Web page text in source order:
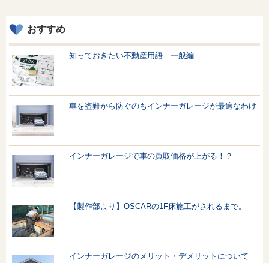
おすすめ
知っておきたい不動産用語—一般編
車を盗難から防ぐのもインナーガレージが最適なわけ
インナーガレージで車の買取価格が上がる！？
【製作部より】OSCARの1F床施工がされるまで。
インナーガレージのメリット・デメリットについて